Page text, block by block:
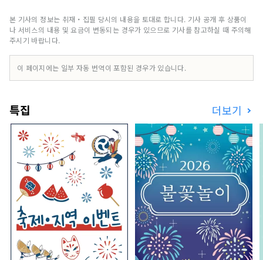
부디, 에히메현 남예지방에서 천천히 여행을 즐겨
주세요.
본 기사의 정보는 취재・집필 당시의 내용을 토대로 합니다. 기사 공개 후 상품이
나 서비스의 내용 및 요금이 변동되는 경우가 있으므로 기사를 참고하실 때 주의해
주시기 바랍니다.
이 페이지에는 일부 자동 번역이 포함된 경우가 있습니다.
특집 더보기